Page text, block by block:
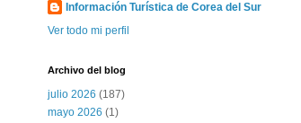
Información Turística de Corea del Sur
Ver todo mi perfil
Archivo del blog
julio 2026 (187)
mayo 2026 (1)